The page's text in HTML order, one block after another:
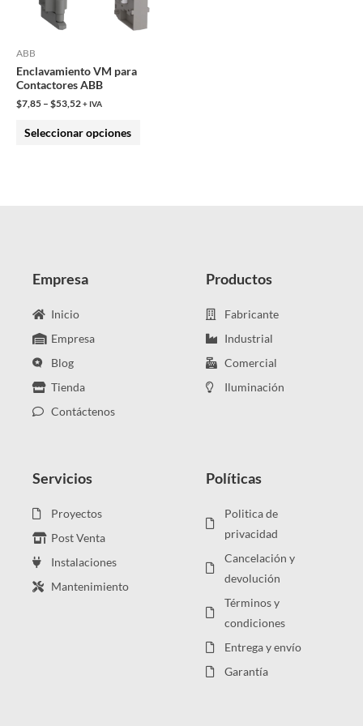
ABB
Enclavamiento VM para
Contactores ABB
$7,85 – $53,52+ IVA
Seleccionar opciones
opciones
se
Empresa
Inicio
Empresa
Blog
Tienda
Contáctenos
Productos
Fabricante
Industrial
Comercial
Iluminación
Servicios
Proyectos
Post Venta
Instalaciones
Mantenimiento
Políticas
Politica de
privacidad
Cancelación y
devolución
Términos y
condiciones
Entrega y envío
Garantía